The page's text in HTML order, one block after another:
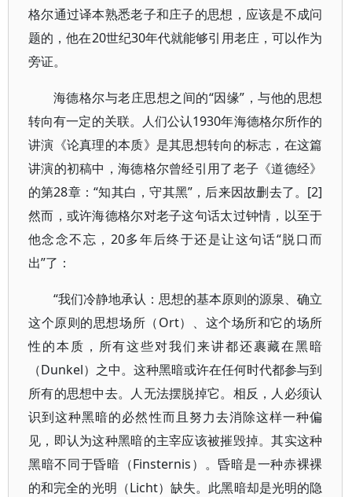
格尔通过译本熟悉老子和庄子的思想，应该是不成问
题的，他在20世纪30年代就能够引用老庄，可以作为
旁证。
海德格尔与老庄思想之间的“因缘”，与他的思想
转向有一定的关联。人们公认1930年海德格尔所作的
讲演《论真理的本质》是其思想转向的标志，在这篇
讲演的初稿中，海德格尔曾经引用了老子《道德经》
的第28章：“知其白，守其黑”，后来因故删去了。[2]
然而，或许海德格尔对老子这句话太过钟情，以至于
他念念不忘，20多年后终于还是让这句话“脱口而
出”了：
“我们冷静地承认：思想的基本原则的源泉、确立
这个原则的思想场所（Ort）、这个场所和它的场所
性的本质，所有这些对我们来讲都还裹藏在黑暗
（Dunkel）之中。这种黑暗或许在任何时代都参与到
所有的思想中去。人无法摆脱掉它。相反，人必须认
识到这种黑暗的必然性而且努力去消除这样一种偏
见，即认为这种黑暗的主宰应该被摧毁掉。其实这种
黑暗不同于昏暗（Finsternis）。昏暗是一种赤裸裸
的和完全的光明（Licht）缺失。此黑暗却是光明的隐